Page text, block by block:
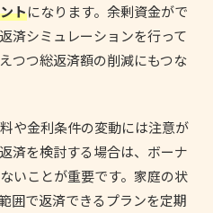
トになります。余剰資金がで
済シミュレーションを行って
つつ総返済額の削減にもつな
や金利条件の変動には注意が
済を検討する場合は、ボーナ
いことが重要です。家庭の状
囲で返済できるプランを定期